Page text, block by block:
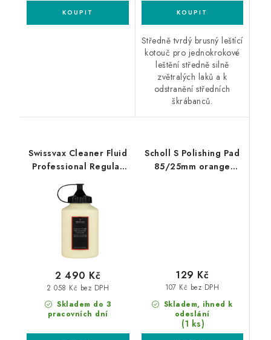
Středně tvrdý brusný leštící
kotouč pro jednokrokové
leštění středně silně
zvětralých laků a k
odstranění středních
škrábanců.
Swissvax Cleaner Fluid
Professional Regular
Skladem do 3
pracovních dní
2 058 Kč bez DPH
2 490 Kč
Scholl S Polishing Pad
85/25mm orange
Skladem, ihned k
odeslání
(1 ks)
107 Kč bez DPH
129 Kč